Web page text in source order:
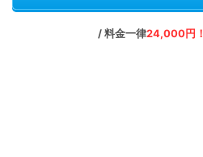
/ 料金一律24,000円！